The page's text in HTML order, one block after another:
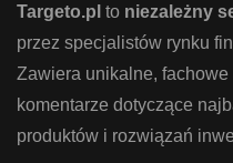
Targeto.pl to niezależny
przez specjalistów rynku
Zawiera unikalne,
komentarze dotyczące
produktów i rozwiązań